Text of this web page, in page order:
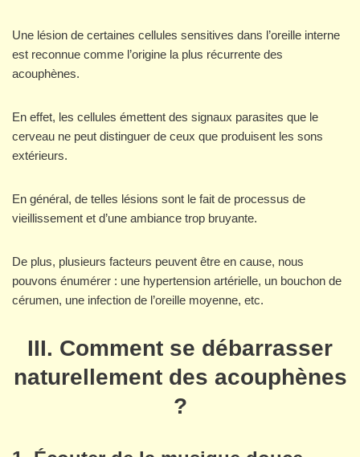
Une lésion de certaines cellules sensitives dans l’oreille interne
est reconnue comme l’origine la plus récurrente des
acouphènes.
En effet, les cellules émettent des signaux parasites que le
cerveau ne peut distinguer de ceux que produisent les sons
extérieurs.
En général, de telles lésions sont le fait de processus de
vieillissement et d’une ambiance trop bruyante.
De plus, plusieurs facteurs peuvent être en cause, nous
pouvons énumérer : une hypertension artérielle, un bouchon de
cérumen, une infection de l’oreille moyenne, etc.
III. Comment se débarrasser
naturellement des acouphènes
?